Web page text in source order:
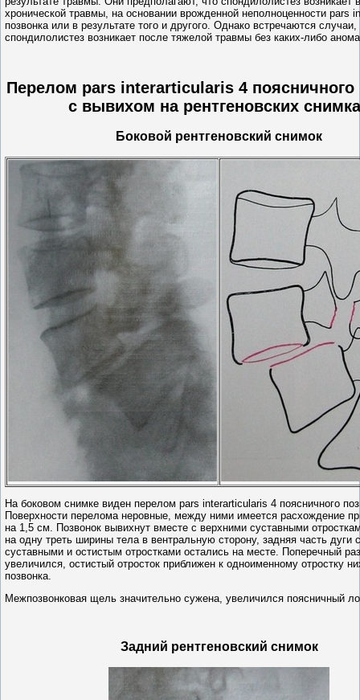
хронической травмы, на основании врожденной неполноценности pars
позвонка или в результате того и другого. Однако встречаются случаи,
спондилолистез возникает после тяжелой травмы без каких-либо
Перелом pars interarticularis 4 поясничного
с вывихом на рентгеновских
Боковой рентгеновский снимок
На боковом снимке виден перелом pars interarticularis 4 поясничного
Поверхности перелома неровные, между ними имеется расхождение
на 1,5 см. Позвонок вывихнут вместе с верхними суставными
на одну треть ширины тела в вентральную сторону, задняя часть дуги
суставными и остистым отростками остались на месте. Поперечный
увеличился, остистый отросток приближен к одноименному отростку
позвонка.
Межпозвонковая щель значительно сужена, увеличился поясничный
Задний рентгеновский снимок